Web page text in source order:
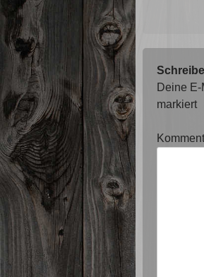
Deine
markiert